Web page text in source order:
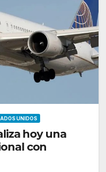
UNIDOS
hoy una
con